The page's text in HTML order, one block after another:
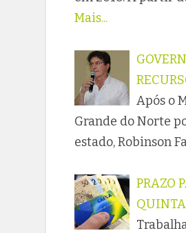
Mais...
Após o
Grande do Norte
estado, Robinson
PRAZO